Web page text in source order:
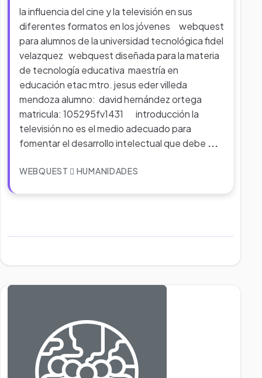
la influencia del cine y la televisión en sus
diferentes formatos en los jóvenes webquest
para alumnos de la universidad tecnológica fidel
velazquez webquest diseñada para la materia
de tecnología educativa maestría en
educación etac mtro. jesus eder villeda
mendoza alumno: david hernández ortega
matricula: 105295fv1431 introducción la
televisión no es el medio adecuado para
fomentar el desarrollo intelectual que debe ...
WEBQUEST HUMANIDADES